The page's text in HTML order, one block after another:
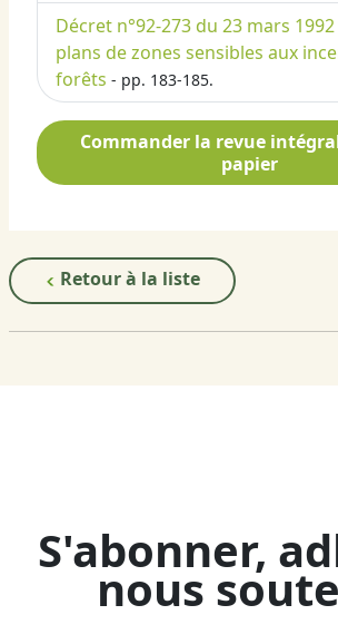
Décret n°92-273 du 23 mars
plans de zones sensibles aux
forêts - pp. 183-185.
Commander la revue
papier
Retour à la liste
S'abonner,
nous